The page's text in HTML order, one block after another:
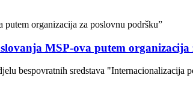
MSP-ova putem
bespovratnih sredstava "Internacionalizacija